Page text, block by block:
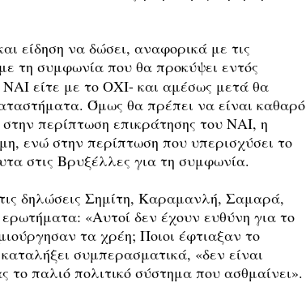
είδηση να δώσει, αναφορικά με τις
τη συμφωνία που θα προκύψει εντός
ΝΑΙ είτε με το ΟΧΙ- και αμέσως μετά θα
Όμως θα πρέπει να είναι καθαρό
περίπτωση επικράτησης του ΝΑΙ, η
ενώ στην περίπτωση που υπερισχύσει το
στις Βρυξέλλες για τη συμφωνία.
δηλώσεις Σημίτη, Καραμανλή, Σαμαρά,
«Αυτοί δεν έχουν ευθύνη για το
τα χρέη; Ποιοι έφτιαξαν το
συμπερασματικά, «δεν είναι
το παλιό πολιτικό σύστημα που ασθμαίνει».